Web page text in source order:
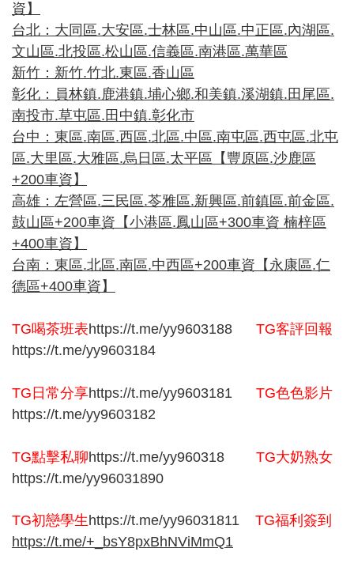
資】
台北：大同區.大安區.士林區.中山區.中正區.內湖區.
文山區.北投區.松山區.信義區.南港區.萬華區
新竹：新竹.竹北.東區.香山區
彰化：員林鎮.鹿港鎮.埔心鄉.和美鎮.溪湖鎮.田尾區.
南投市.草屯區.田中鎮.彰化市
台中：東區.南區.西區.北區.中區.南屯區.西屯區.北屯
區.大里區.大雅區.烏日區.太平區【豐原區.沙鹿區
+200車資】
高雄：左營區.三民區.苓雅區.新興區.前鎮區.前金區.
鼓山區+200車資【小港區.鳳山區+300車資 楠梓區
+400車資】
台南：東區.北區.南區.中西區+200車資【永康區.仁
德區+400車資】
TG喝茶班表https://t.me/yy9603188 TG客評回報
https://t.me/yy9603184
TG 日常分享https://t.me/yy9603181 TG色色影片
https://t.me/yy9603182
TG點擊私聊https://t.me/yy960318 TG大奶熟女
https://t.me/yy96031890
TG初戀學生 https://t.me/yy96031811 TG福利簽到
https://t.me/+_bsY8pxBhNViMmQ1